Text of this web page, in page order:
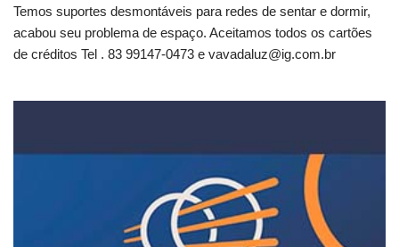
Temos suportes desmontáveis para redes de sentar e dormir,
acabou seu problema de espaço. Aceitamos todos os cartões
de créditos Tel . 83 99147-0473 e vavadaluz@ig.com.br